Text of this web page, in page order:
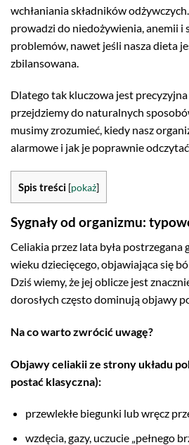
wchłaniania składników
prowadzi do niedożywienia, anemii i
problemów, nawet jeśli nasza dieta
zbilansowana.
Dlatego tak kluczowa jest
przejdziemy do naturalnych
musimy zrozumieć, kiedy nasz
alarmowe i jak je poprawnie
Spis treści [pokaż]
Sygnały od organizmu:
Celiakia przez lata była postrzegana
wieku dziecięcego, objawiająca się
Dziś wiemy, że jej oblicze jest
dorosłych często dominują objawy
Na co warto zwrócić uwagę?
Objawy celiakii ze strony układu
postać klasyczna):
przewlekłe biegunki lub wręcz
wzdęcia, gazy, uczucie „pełnego